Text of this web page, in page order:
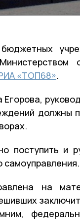
«ТОП68».
должны
поступить и
самоуправления.
на